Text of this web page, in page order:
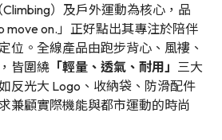
Climbing）及戶外運動為核心，品
move on.」正好點出其專注於陪伴
位。全線產品由跑步背心、風褸、
皆圍繞 「輕量、透氣、耐用」 三大
反光大 Logo、收納袋、防滑配件
兼顧實際機能與都市運動的時尚